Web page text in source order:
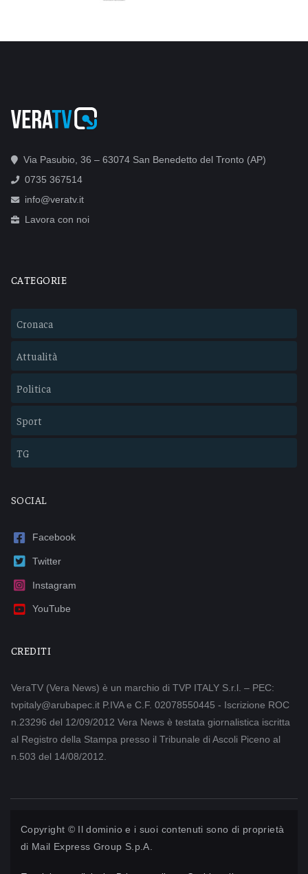
Via Pasubio, 36 – 63074 San Benedetto del Tronto (AP)
0735 367514
info@veratv.it
Lavora con noi
CATEGORIE
Cronaca
Attualità
Politica
Sport
TG
SOCIAL
Facebook
Twitter
Instagram
YouTube
CREDITI
VeraTV (Vera News) è un marchio di TVP ITALY S.r.l. – PEC:
tvpitaly@arubapec.it P.IVA e C.F. 02078550445 - Iscrizione ROC
n.23296 del 12/09/2012 Vera News è testata giornalistica iscritta
al Registro della Stampa presso il Tribunale di Ascoli Piceno al
n.503 del 14/08/2012.
Copyright © Il dominio e i suoi contenuti sono di proprietà
di Mail Express Group S.p.A.